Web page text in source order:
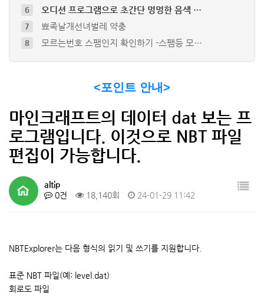
6 오디션 프로그램으로 초간단 멍멍한 음색 …
7 뾰족날개선녀벌레 약충
8 모르는번호 스팸인지 확인하기 -스팸등 모…
티비위키(TVWIKI) - 최신영화 , …
5 오디션 프로그램으로 초간단 파열음 지우는…
<포인트 안내>
마인크래프트의 데이터 dat 보는 프
로그램입니다. 이것으로 NBT 파일
편집이 가능합니다.
altip
0건
18,140회 24-01-29 11:42
NBTExplorer는 다음 형식의 읽기 및 쓰기를 지원합니다.
표준 NBT 파일(예: level.dat)
회로도 파일